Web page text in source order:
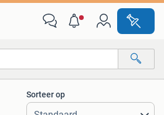
Alle afstanden…
Sorteer op